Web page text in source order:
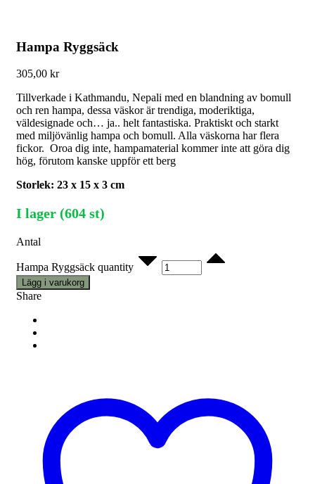
Hampa Ryggsäck
305,00 kr
Tillverkade i Kathmandu, Nepali med en blandning av bomull
och ren hampa, dessa väskor är trendiga, moderiktiga,
väldesignade och… ja.. helt fantastiska. Praktiskt och starkt
med miljövänlig hampa och bomull. Alla väskorna har flera
fickor. Oroa dig inte, hampamaterial kommer inte att göra dig
hög, förutom kanske uppför ett berg
Storlek: 23 x 15 x 3 cm
I lager (604 st)
Antal
Hampa Ryggsäck quantity
Lägg i varukorg
Share